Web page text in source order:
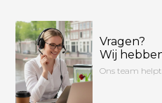
Vragen?
Wij
Ons team